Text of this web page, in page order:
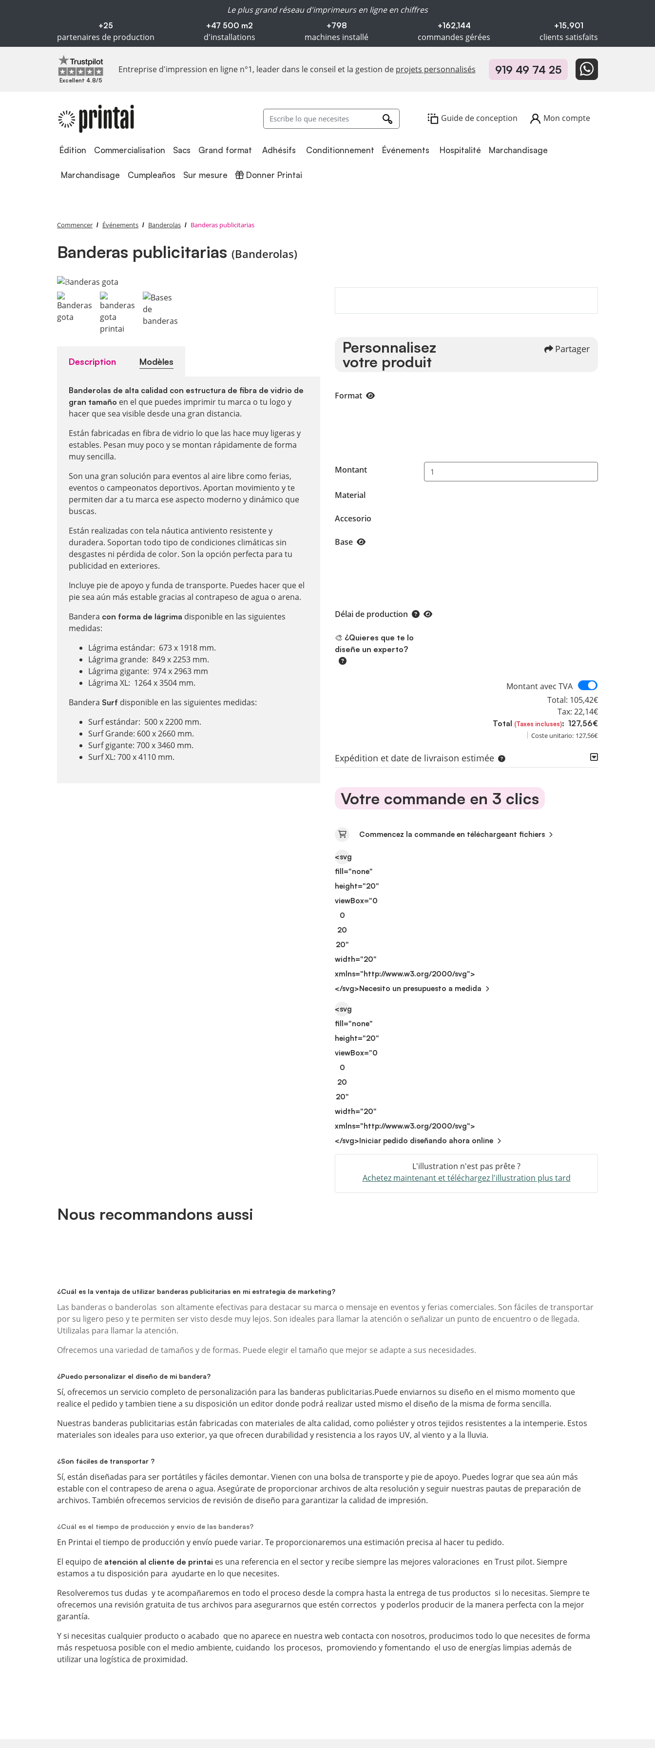
Le plus grand réseau d'imprimeurs en ligne en chiffres
+25
partenaires de production
+47 500 m2
d'installations
+798
machines installé
+162,144
commandes gérées
+15,901
clients satisfaits
Excellent 4.8/5
Entreprise d'impression en ligne n°1, leader dans le conseil et la gestion de projets personnalisés 919 49 74 25
Guide de conception Mon compte
Édition
Édition Commercialisation Sacs Grand format Adhésifs
Adhésifs Conditionnement
Conditionnement Événements Hospitalité
Hospitalité Marchandisage
Marchandisage Cumpleaños Sur mesure Donner Printai
Donner Printai
Commencer Événements Banderolas Banderas publicitarias
Banderas publicitarias (Banderolas)
Description Modèles
Banderolas de alta calidad con estructura de fibra de vidrio de
gran tamaño en el que puedes imprimir tu marca o tu logo y
hacer que sea visible desde una gran distancia.
Están fabricadas en fibra de vidrio lo que las hace muy ligeras y
estables. Pesan muy poco y se montan rápidamente de forma
muy sencilla.
Son una gran solución para eventos al aire libre como ferias,
eventos o campeonatos deportivos. Aportan movimiento y te
permiten dar a tu marca ese aspecto moderno y dinámico que
buscas.
Están realizadas con tela náutica antiviento resistente y
duradera. Soportan todo tipo de condiciones climáticas sin
desgastes ni pérdida de color. Son la opción perfecta para tu
publicidad en exteriores.
Incluye pie de apoyo y funda de transporte. Puedes hacer que el
pie sea aún más estable gracias al contrapeso de agua o arena.
Bandera con forma de lágrima disponible en las siguientes
medidas:
Lágrima estándar: 673 x 1918 mm.
Lágrima grande: 849 x 2253 mm.
Lágrima gigante: 974 x 2963 mm
Lágrima XL: 1264 x 3504 mm.
Bandera Surf disponible en las siguientes medidas:
Surf estándar: 500 x 2200 mm.
Surf Grande: 600 x 2660 mm.
Surf gigante: 700 x 3460 mm.
Surf XL: 700 x 4110 mm.
Personnalisez
votre produit
Partager
Format
Montant
Material
Accesorio
Base
Délai de production
🎨 ¿Quieres que te lo
diseñe un experto?
Montant avec TVA
Total: 105,42€
Tax: 22,14€
Total (Taxes incluses): 127,56€
Coste unitario: 127,56€
Expédition et date de livraison estimée
Votre commande en 3 clics
Commencez la commande en téléchargeant fichiers
<svg
fill="none"
height="20"
viewBox="0
0
20
20"
width="20"
xmlns="http://www.w3.org/2000/svg">
</svg>Necesito un presupuesto a medida
<svg
fill="none"
height="20"
viewBox="0
0
20
20"
width="20"
xmlns="http://www.w3.org/2000/svg">
</svg>Iniciar pedido diseñando ahora online
L'illustration n'est pas prête ?
Achetez maintenant et téléchargez l'illustration plus tard
Nous recommandons aussi
¿Cuál es la ventaja de utilizar banderas publicitarias en mi estrategia de marketing?
Las banderas o banderolas son altamente efectivas para destacar su marca o mensaje en eventos y ferias comerciales. Son fáciles de transportar
por su ligero peso y te permiten ser visto desde muy lejos. Son ideales para llamar la atención o señalizar un punto de encuentro o de llegada.
Utilizalas para llamar la atención.
Ofrecemos una variedad de tamaños y de formas. Puede elegir el tamaño que mejor se adapte a sus necesidades.
¿Puedo personalizar el diseño de mi bandera?
Sí, ofrecemos un servicio completo de personalización para las banderas publicitarias.Puede enviarnos su diseño en el mismo momento que
realice el pedido y tambien tiene a su disposición un editor donde podrá realizar usted mismo el diseño de la misma de forma sencilla.
Nuestras banderas publicitarias están fabricadas con materiales de alta calidad, como poliéster y otros tejidos resistentes a la intemperie. Estos
materiales son ideales para uso exterior, ya que ofrecen durabilidad y resistencia a los rayos UV, al viento y a la lluvia.
¿Son fáciles de transportar ?
Sí, están diseñadas para ser portátiles y fáciles demontar. Vienen con una bolsa de transporte y pie de apoyo. Puedes lograr que sea aún más
estable con el contrapeso de arena o agua. Asegúrate de proporcionar archivos de alta resolución y seguir nuestras pautas de preparación de
archivos. También ofrecemos servicios de revisión de diseño para garantizar la calidad de impresión.
¿Cuál es el tiempo de producción y envío de las banderas?
En Printai el tiempo de producción y envío puede variar. Te proporcionaremos una estimación precisa al hacer tu pedido.
El equipo de atención al cliente de printai es una referencia en el sector y recibe siempre las mejores valoraciones en Trust pilot. Siempre
estamos a tu disposición para ayudarte en lo que necesites.
Resolveremos tus dudas y te acompañaremos en todo el proceso desde la compra hasta la entrega de tus productos si lo necesitas. Siempre te
ofrecemos una revisión gratuita de tus archivos para asegurarnos que estén correctos y poderlos producir de la manera perfecta con la mejor
garantía.
Y si necesitas cualquier producto o acabado que no aparece en nuestra web contacta con nosotros, producimos todo lo que necesites de forma
más respetuosa posible con el medio ambiente, cuidando los procesos, promoviendo y fomentando el uso de energías limpias además de
utilizar una logística de proximidad.